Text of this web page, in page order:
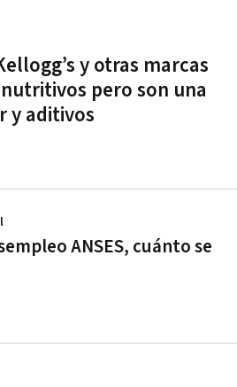
y otras marcas
pero son una
y aditivos
ANSES, cuánto se